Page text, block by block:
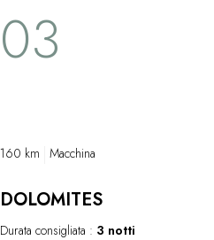
meridionale si possono
vela o barche a motore.
03
160 km Macchina
Durata consigliata : 3 notti
DOLOMITES